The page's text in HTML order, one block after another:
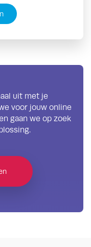
uit met je
voor jouw online
gaan we op zoek